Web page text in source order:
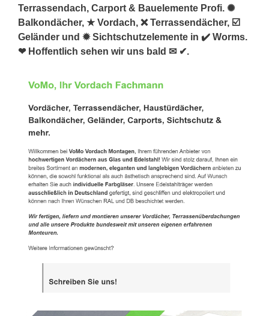
Terrassendach, Carport & Bauelemente Profi. ✺
Balkondächer, ★ Vordach, ❌ Terrassendächer, ☑️
Geländer und ✹ Sichtschutzelemente in ✔️ Worms.
❤ Hoffentlich sehen wir uns bald ✉ ✔.